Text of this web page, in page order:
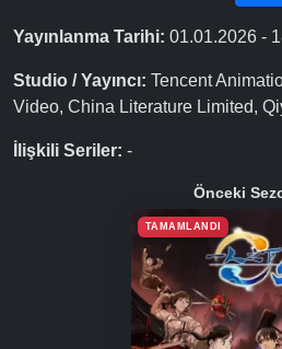
Yayınlanma Tarihi: 01.01.2026 -
Studio / Yayıncı: Tencent
Video, China Literature Limited,
İlişkili Seriler: -
Önceki
TAMAMLANDI